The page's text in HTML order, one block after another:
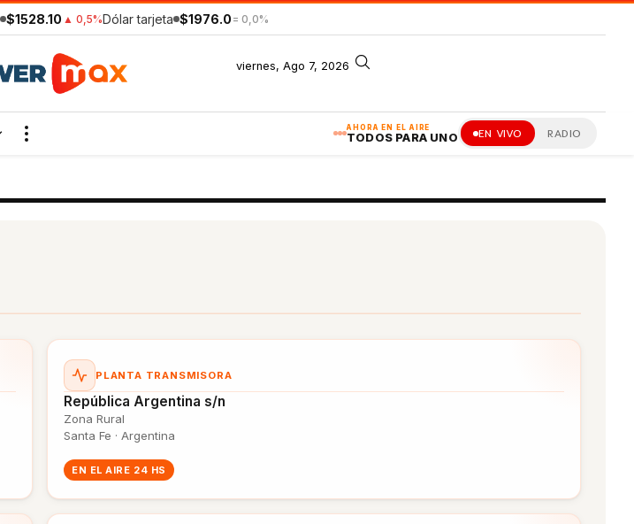
$1528.10 ▲ 0,5%Dólar tarjeta $1976.0 = 0,0%
viernes, Ago 7, 2026
AHORA EN EL AIRE
TODOS PARA UNO EN VIVO RADIO
PLANTA TRANSMISORA
República Argentina s/n
Zona Rural
Santa Fe · Argentina
EN EL AIRE 24 HS